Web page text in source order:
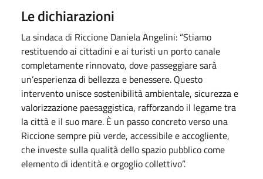
Le dichiarazioni
La sindaca di Riccione Daniela Angelini: “Stiamo
restituendo ai cittadini e ai turisti un porto canale
completamente rinnovato, dove passeggiare sarà
un’esperienza di bellezza e benessere. Questo
intervento unisce sostenibilità ambientale, sicurezza e
valorizzazione paesaggistica, rafforzando il legame tra
la città e il suo mare. È un passo concreto verso una
Riccione sempre più verde, accessibile e accogliente,
che investe sulla qualità dello spazio pubblico come
elemento di identità e orgoglio collettivo”.